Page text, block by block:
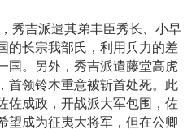
吉派遣其弟丰臣秀长、小早
的长宗我部氏，利用兵力的差
国。另外，秀吉派遣藤堂高虎
首领铃木重意被斩首处死。此
佐成政，开战派大军包围，佐
望成为征夷大将军，但在公卿